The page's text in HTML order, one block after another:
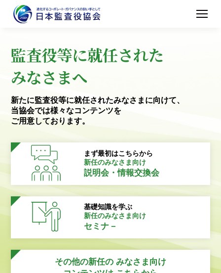
監査役等に就任された
みなさまへ
新たに監査役等に就任されたみなさまに向けて、
当協会では様々なコンテンツを
ご用意しております。
まず最初はこちらから
新任のみなさま向け
説明会・情報交換会
基礎知識を学ぶ
新任のみなさま向け
セミナ－
その他の新任の みなさま向け